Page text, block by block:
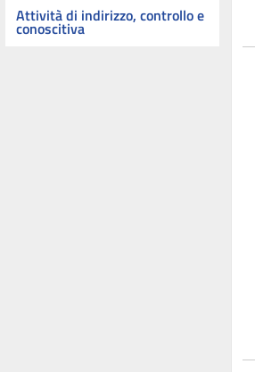
Attività di indirizzo, controllo e
conoscitiva